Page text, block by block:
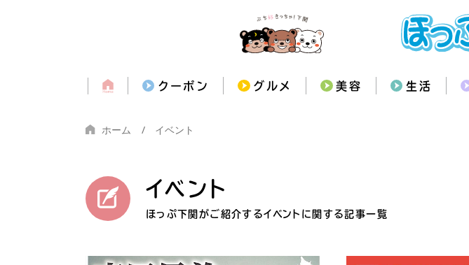
クーポン グルメ 美容 生活
ホーム イベント
イベント
ほっぷ下関がご紹介するイベントに関する記事一覧